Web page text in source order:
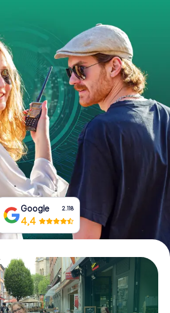
CH
DE
UK
IE
Tickets buchen
bestellen
Google 2.118
4,4